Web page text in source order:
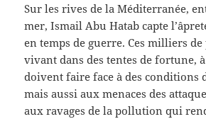
Sur les rives de la Méditerranée,
mer, Ismail Abu Hatab capte
en temps de guerre. Ces milliers de
vivant dans des tentes de fortune,
doivent faire face à des conditions
mais aussi aux menaces des
aux ravages de la pollution qui